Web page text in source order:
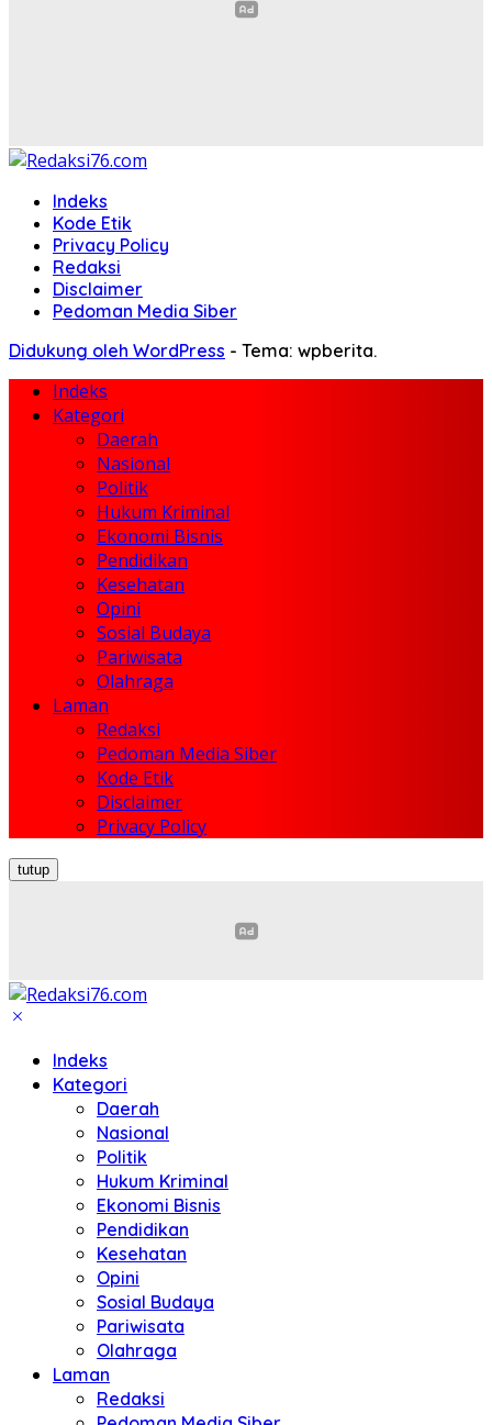
Indeks
Kode Etik
Privacy Policy
Redaksi
Disclaimer
Pedoman Media Siber
Didukung oleh WordPress - Tema: wpberita.
Indeks
Kategori
Daerah
Nasional
Politik
Hukum Kriminal
Ekonomi Bisnis
Pendidikan
Kesehatan
Opini
Sosial Budaya
Pariwisata
Olahraga
Laman
Redaksi
Pedoman Media Siber
Kode Etik
Disclaimer
Privacy Policy
tutup
Indeks
Kategori
Daerah
Nasional
Politik
Hukum Kriminal
Ekonomi Bisnis
Pendidikan
Kesehatan
Opini
Sosial Budaya
Pariwisata
Olahraga
Laman
Redaksi